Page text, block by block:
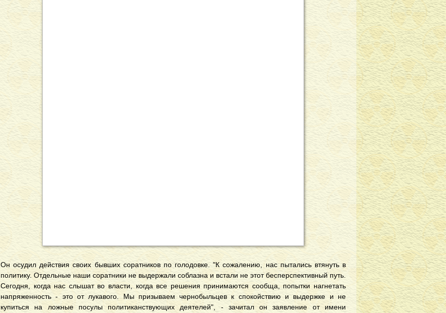
Он осудил действия своих бывших соратников по голодовке. "К сожалению, нас пытались втянуть в
политику. Отдельные наши соратники не выдержали соблазна и встали не этот бесперспективный путь.
Сегодня, когда нас слышат во власти, когда все решения принимаются сообща, попытки нагнетать
напряженность - это от лукавого. Мы призываем чернобыльцев к спокойствию и выдержке и не
купиться на ложные посулы политиканствующих деятелей", - зачитал он заявление от имени